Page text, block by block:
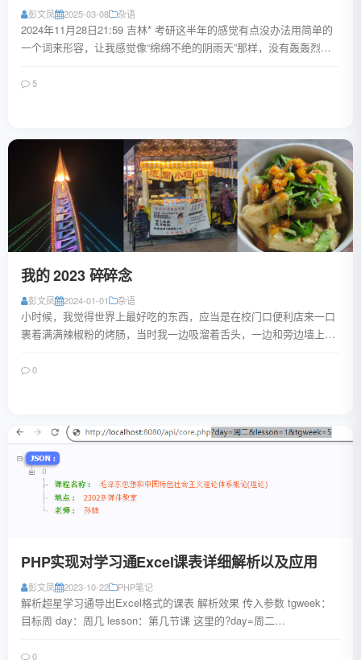
彭文凤 2025-03-08 杂语
2024年11月28日21:59 吉林* 考研这半年的感觉有点没办法用简单的
一个词来形容，让我感觉像“绵绵不绝的阴雨天”那样，没有轰轰烈
5
我的 2023 碎碎念
彭文凤 2024-01-01 杂语
小时候，我觉得世界上最好吃的东西，应当是在校门口便利店来一口
裹着满满辣椒粉的烤肠，当时我一边吸溜着舌头，一边和旁边墙上趴
0
PHP实现对学习通Excel课表详细解析以及应用
彭文凤 2023-10-22 PHP笔记
解析超星学习通导出Excel格式的课表 解析效果 传入参数 tgweek：
目标周 day：周几 lesson：第几节课 这里的?day=周二
0